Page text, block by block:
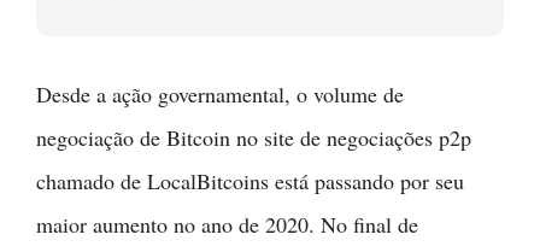
Desde a ação governamental, o volume de
negociação de Bitcoin no site de negociações p2p
chamado de LocalBitcoins está passando por seu
maior aumento no ano de 2020. No final de